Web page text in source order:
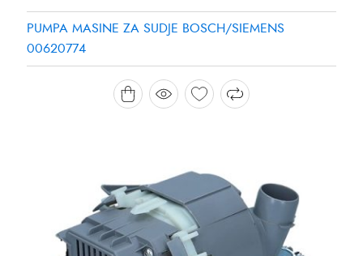
PUMPA MASINE ZA SUDJE BOSCH/SIEMENS
00620774